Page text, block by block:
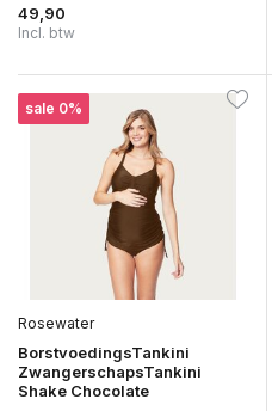
49,90
Incl. btw
sale 0%
Rosewater
BorstvoedingsTankini
ZwangerschapsTankini
Shake Chocolate